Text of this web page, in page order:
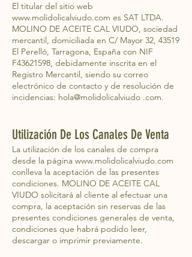
El titular del sitio web
www.molidolicalviudo.com es SAT LTDA.
MOLINO DE ACEITE CAL VIUDO, sociedad
mercantil, domiciliada en C/ Mayor 32, 43519
El Perelló, Tarragona, España con NIF
F43621598, debidamente inscrita en el
Registro Mercantil, siendo su correo
electrónico de contacto y de resolución de
incidencias: hola@molidolicalviudo .com.
Utilización De Los Canales De Venta
La utilización de los canales de compra
desde la página www.molidolicalviudo.com
conlleva la aceptación de las presentes
condiciones. MOLINO DE ACEITE CAL
VIUDO solicitará al cliente al efectuar una
compra, la aceptación sin reservas de las
presentes condiciones generales de venta,
condiciones que habrá podido leer,
descargar o imprimir previamente.